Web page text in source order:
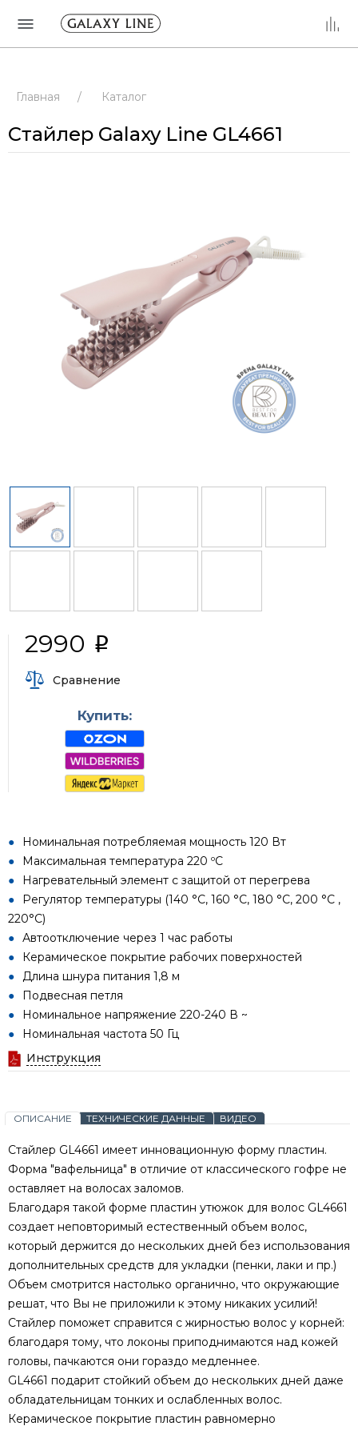
Главная / Каталог
Стайлер Galaxy Line GL4661
2990 i
Сравнение
Купить:
Номинальная потребляемая мощность 120 Вт
Максимальная температура 220 ºС
Нагревательный элемент с защитой от перегрева
Регулятор температуры (140 °C, 160 °C, 180 °C, 200 °C ,
220°C)
Автоотключение через 1 час работы
Керамическое покрытие рабочих поверхностей
Длина шнура питания 1,8 м
Подвесная петля
Номинальное напряжение 220-240 В ~
Номинальная частота 50 Гц
Инструкция
ОПИСАНИЕ ТЕХНИЧЕСКИЕ ДАННЫЕ ВИДЕО
Стайлер GL4661 имеет инновационную форму пластин.
Форма "вафельница" в отличие от классического гофре не
оставляет на волосах заломов.
Благодаря такой форме пластин утюжок для волос GL4661
создает неповторимый естественный объем волос,
который держится до нескольких дней без использования
дополнительных средств для укладки (пенки, лаки и пр.)
Объем смотрится настолько органично, что окружающие
решат, что Вы не приложили к этому никаких усилий!
Стайлер поможет справится с жирностью волос у корней:
благодаря тому, что локоны приподнимаются над кожей
головы, пачкаются они гораздо медленнее.
GL4661 подарит стойкий объем до нескольких дней даже
обладательницам тонких и ослабленных волос.
Керамическое покрытие пластин равномерно